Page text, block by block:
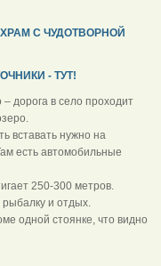
С ЧУДОТВОРНОЙ
- ТУТ!
дорога в село проходит
вставать нужно на
есть автомобильные
250-300 метров.
и отдых.
одной стоянке, что видно